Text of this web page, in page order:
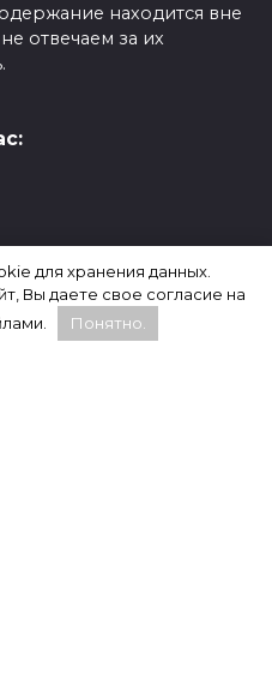
находится вне
отвечаем за их
являются
для хранения данных.
Вы даете свое согласие на
Понятно.